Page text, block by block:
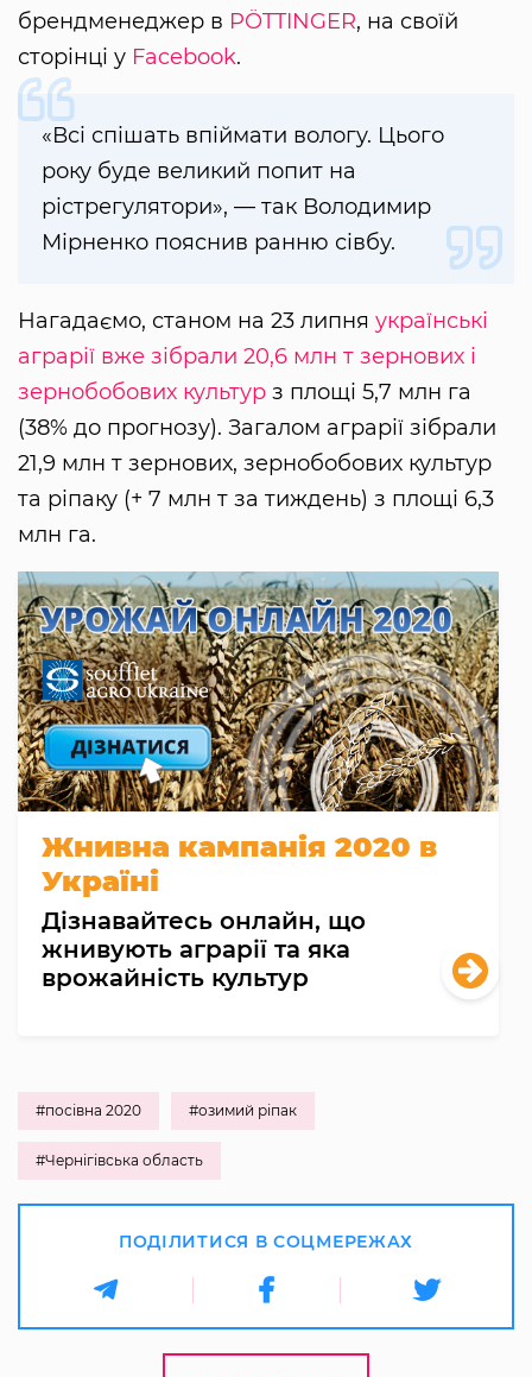
брендменеджер в PÖTTINGER, на своїй
сторінці у Facebook.
«Всі спішать впіймати вологу. Цього
року буде великий попит на
рістрегулятори», — так Володимир
Мірненко пояснив ранню сівбу.
Нагадаємо, станом на 23 липня українські
аграрії вже зібрали 20,6 млн т зернових і
зернобобових культур з площі 5,7 млн га
(38% до прогнозу). Загалом аграрії зібрали
21,9 млн т зернових, зернобобових культур
та ріпаку (+ 7 млн т за тиждень) з площі 6,3
млн га.
Жнивна кампанія 2020 в
Україні
Дізнавайтесь онлайн, що
жнивують аграрії та яка
врожайність культур
#посівна 2020 #озимий ріпак
#Чернігівська область
ПОДІЛИТИСЯ В СОЦМЕРЕЖАХ